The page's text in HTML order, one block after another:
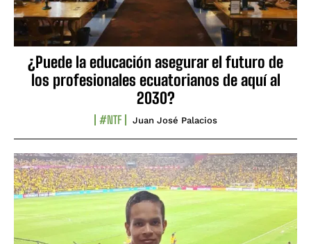
¿Puede la educación asegurar el futuro de
los profesionales ecuatorianos de aquí al
2030?
#NTF Juan José Palacios